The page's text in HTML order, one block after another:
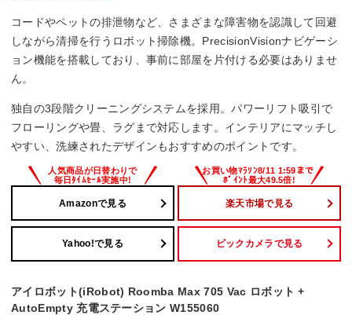
コードやペットの排泄物など、さまざまな障害物を認識して回避
しながら清掃を行うロボット掃除機。PrecisionVisionナビゲーシ
ョン機能を搭載しており、事前に部屋を片付ける必要はありませ
ん。
独自の3段階クリーニングシステムを採用。パワーリフト吸引で
フローリングや畳、ラグまで対応します。インテリアにマッチし
やすい、洗練されたデザインもおすすめのポイントです。
Amazonで見る 楽天市場で見る
Yahoo!で見る ビックカメラで見る
アイロボット(iRobot) Roomba Max 705 Vac ロボット +
AutoEmpty 充電ステーション W155060